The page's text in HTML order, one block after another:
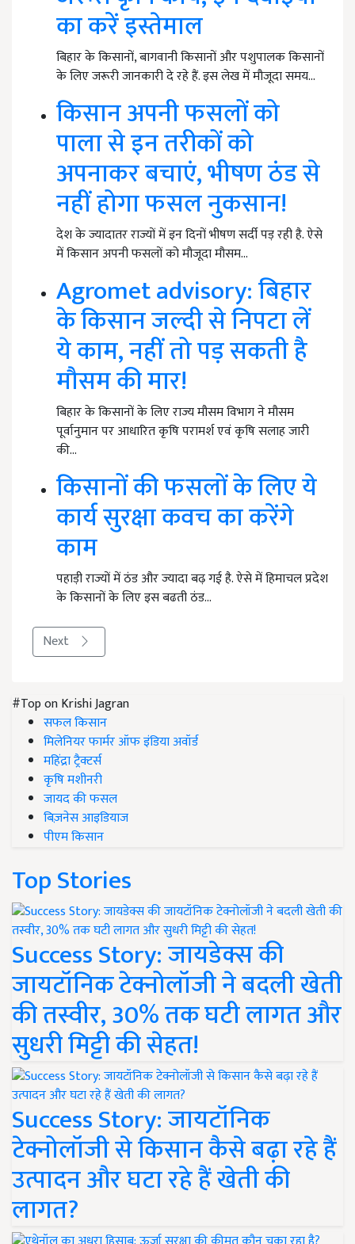
का करें इस्तेमाल
बिहार के किसानों, बागवानी किसानों और पशुपालक किसानों
के लिए जरूरी जानकारी दे रहे हैं. इस लेख में मौजूदा समय…
किसान अपनी फसलों को
पाला से इन तरीकों को
अपनाकर बचाएं, भीषण ठंड से
नहीं होगा फसल नुकसान!
देश के ज्यादातर राज्यों में इन दिनों भीषण सर्दी पड़ रही है. ऐसे
में किसान अपनी फसलों को मौजूदा मौसम…
Agromet advisory: बिहार
के किसान जल्दी से निपटा लें
ये काम, नहीं तो पड़ सकती है
मौसम की मार!
बिहार के किसानों के लिए राज्य मौसम विभाग ने मौसम
पूर्वानुमान पर आधारित कृषि परामर्श एवं कृषि सलाह जारी
की…
किसानों की फसलों के लिए ये
कार्य सुरक्षा कवच का करेंगे
काम
पहाड़ी राज्यों में ठंड और ज्यादा बढ़ गई है. ऐसे में हिमाचल प्रदेश
के किसानों के लिए इस बढती ठंड…
Next
#Top on Krishi Jagran
सफल किसान
मिलेनियर फार्मर ऑफ इंडिया अवॉर्ड
महिंद्रा ट्रैक्टर्स
कृषि मशीनरी
जायद की फसल
बिज़नेस आइडियाज
पीएम किसान
Top Stories
Success Story: जायडेक्स की
जायटॉनिक टेक्नोलॉजी ने बदली खेती
की तस्वीर, 30% तक घटी लागत और
सुधरी मिट्टी की सेहत!
Success Story: जायटॉनिक
टेक्नोलॉजी से किसान कैसे बढ़ा रहे हैं
उत्पादन और घटा रहे हैं खेती की
लागत?